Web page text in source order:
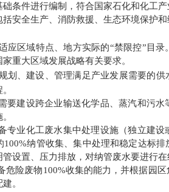
条件进行编制，符合国家石化和化工
安全生产、消防救援、生态环境保护
应区域特点、地方实际的“禁限控” 目录
重大区域发展战略有关要求。
划、建设、管理满足产业发展需要的
要建设跨企业输送化学品、蒸汽和污
专业化工废水集中处理设施（独立建
100%纳管收集、集中处理和稳定达标
设置、压力排放，对纳管废水要进行
危险废物100%收集的能力 ，并根据园
。